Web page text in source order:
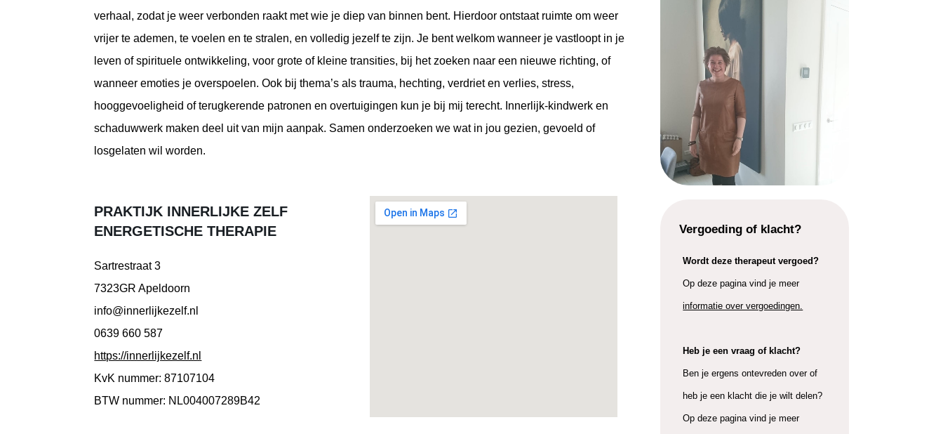
verhaal, zodat je weer verbonden raakt met wie je diep van binnen bent. Hierdoor ontstaat ruimte om weer
vrijer te ademen, te voelen en te stralen, en volledig jezelf te zijn. Je bent welkom wanneer je vastloopt in je
leven of spirituele ontwikkeling, voor grote of kleine transities, bij het zoeken naar een nieuwe richting, of
wanneer emoties je overspoelen. Ook bij thema’s als trauma, hechting, verdriet en verlies, stress,
hooggevoeligheid of terugkerende patronen en overtuigingen kun je bij mij terecht. Innerlijk-kindwerk en
schaduwwerk maken deel uit van mijn aanpak. Samen onderzoeken we wat in jou gezien, gevoeld of
losgelaten wil worden.
PRAKTIJK INNERLIJKE ZELF
ENERGETISCHE THERAPIE
Sartrestraat 3
7323GR Apeldoorn
info@innerlijkezelf.nl
0639 660 587
https://innerlijkezelf.nl
KvK nummer: 87107104
BTW nummer: NL004007289B42
Vergoeding of klacht?
Wordt deze therapeut vergoed?
Op deze pagina vind je meer
informatie over vergoedingen.
Heb je een vraag of klacht?
Ben je ergens ontevreden over of
heb je een klacht die je wilt delen?
Op deze pagina vind je meer